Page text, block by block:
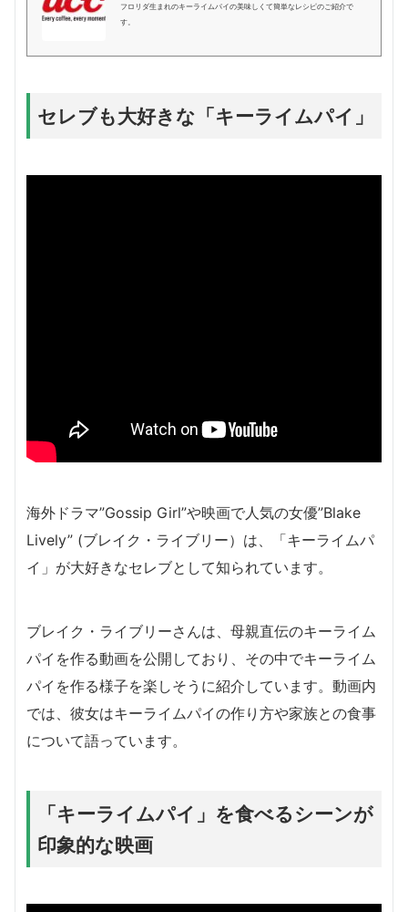
フロリダ生まれのキーライムパイの美味しくて簡単なレシピのご紹介で
す。
セレブも大好きな「キーライムパイ」
海外ドラマ”Gossip Girl”や映画で人気の女優”Blake
Lively” (ブレイク・ライブリー）は、「キーライムパ
イ」が大好きなセレブとして知られています。
ブレイク・ライブリーさんは、母親直伝のキーライム
パイを作る動画を公開しており、その中でキーライム
パイを作る様子を楽しそうに紹介しています。動画内
では、彼女はキーライムパイの作り方や家族との食事
について語っています。
「キーライムパイ」を食べるシーンが
印象的な映画